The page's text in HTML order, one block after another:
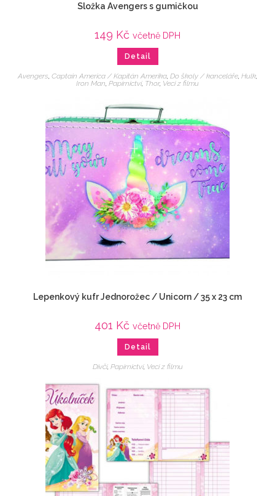
Složka Avengers s gumičkou
149 Kč včetně DPH
Detail
Avengers Captain America / Kapitán Amerika Do školy / kanceláře Hulk
Iron Man Papírnictví, Thor, Veci z filmu
Lepenkový kufr Jednorožec / Unicorn / 35 x 23 cm
401 Kč včetně DPH
Detail
Dívčí, Papírnictví, Veci z filmu